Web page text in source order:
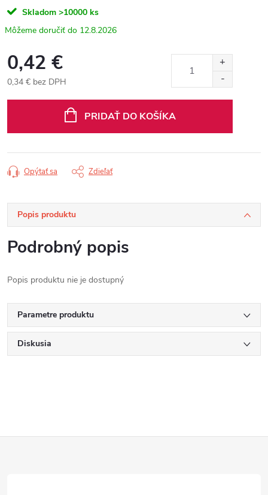
Skladom >10000 ks
12.8.2026
0,42 €
0,34 € bez DPH
PRIDAŤ DO KOŠÍKA
Opýtať sa Zdieľať
Popis produktu
Podrobný popis
Popis produktu nie je dostupný
Parametre produktu
Diskusia